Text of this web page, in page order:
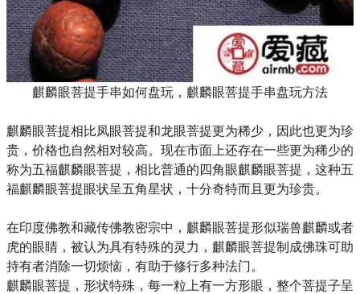
麒麟眼菩提手串如何盘玩，麒麟眼菩提手串盘玩方法
麒麟眼菩提相比凤眼菩提和龙眼菩提更为稀少，因此也更为珍
贵，价格也自然相对较高。现在市面上还存在一些更为稀少的
称为五福麒麟眼菩提，相比普通的四角眼麒麟眼菩提，这种五
福麒麟眼菩提眼状呈五角星状，十分奇特而且更为珍贵。
在印度佛教和藏传佛教密宗中，麒麟眼菩提形似瑞兽麒麟或者
虎的眼睛，被认为具有特殊的灵力，麒麟眼菩提制成佛珠可助
持有者消除一切烦恼，有助于修行多种法门。
麒麟眼菩提，形状特殊，每一粒上有一方形眼，整个菩提子呈